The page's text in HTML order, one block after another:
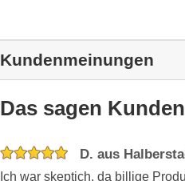
Kundenmeinungen
Das sagen
D. aus
Ich war skeptich, da billige